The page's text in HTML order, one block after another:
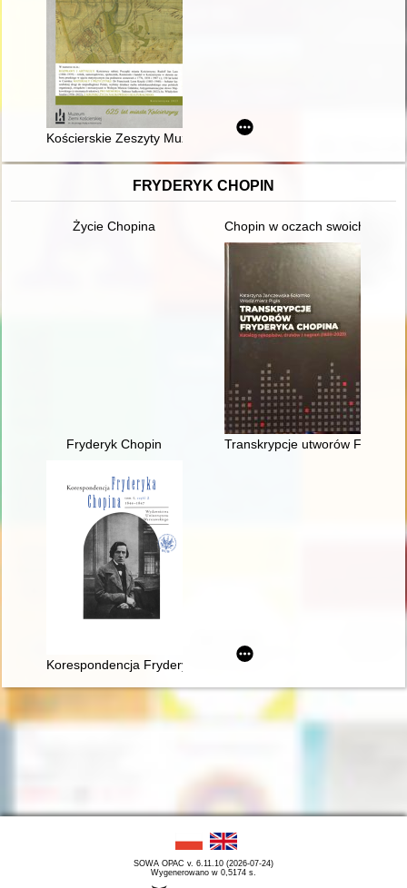
Kościerskie Zeszyty Muzealne. [Z.] 17 (2023)
FRYDERYK CHOPIN
Życie Chopina Chopin w oczach swoich
Fryderyk Chopin Transkrypcje utworów
Korespondencja Fryderyka Chopina. T. 3 cz. 2,
SOWA OPAC v. 6.11.10 (2026-07-24)
Wygenerowano w 0,5174 s.